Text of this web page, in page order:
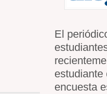
El
estudiante
encuesta